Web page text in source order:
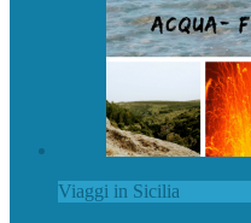
Viaggi in Sicilia